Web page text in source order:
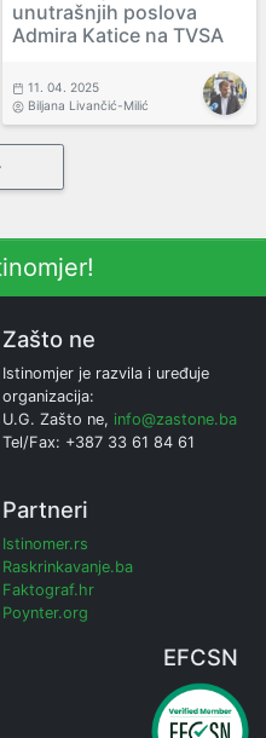
unutrašnjih poslova
Admira Katice na TVSA
11. 04. 2025
Biljana Livančić-Milić
Zašto ne
Istinomjer je razvila i uređuje
organizacija:
U.G. Zašto ne, info@zastone.ba
Tel/Fax: +387 33 61 84 61
Partneri
Istinomer.rs
Raskrinkavanje.ba
Faktograf.hr
Poynter.org
EFCSN